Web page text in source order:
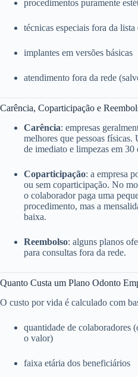
procedimentos puramente
técnicas especiais fora da
implantes em versões básicas
atendimento fora da rede
Carência, Coparticipação e
Carência: empresas
melhores que pessoas físicas.
de imediato e limpezas em 30
Coparticipação: a empresa
ou sem coparticipação. No
o colaborador paga uma
procedimento, mas a
baixa.
Reembolso: alguns planos
para consultas fora da rede.
Quanto Custa um Plano Odonto
O custo por vida é calculado com
quantidade de colaboradores
o valor)
faixa etária dos beneficiários